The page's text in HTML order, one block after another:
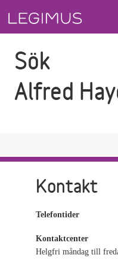
Sök
Alfred
Kontakt
Telefontider
Kontaktcenter
Helgfri måndag till